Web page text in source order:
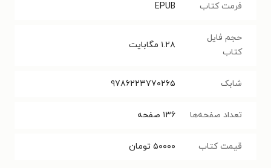
فرمت کتاب EPUB
حجم فایل
کتاب
۱.۲۸ مگابایت
شابک ۹۷۸۶۲۲۳۷۷۰۲۶۵‬‬
تعداد صفحه‌ها ۱۳۶ صفحه
قیمت کتاب ۵۰۰۰۰ تومان